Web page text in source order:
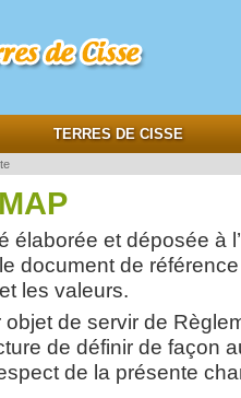
TERRES DE CISSE
élaborée et déposée à
document de
les valeurs.
objet de servir de
de définir de façon
de la présente